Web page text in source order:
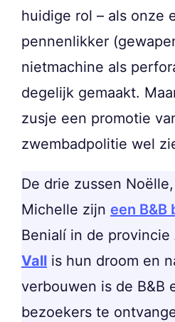
huidige rol – als onze
pennenlikker
nietmachine als
degelijk gemaakt.
zusje een promotie
zwembadpolitie wel
De drie zussen
Michelle zijn een B&B
Benialí in de provincie
Vall is hun droom en
verbouwen is de B&B
bezoekers te